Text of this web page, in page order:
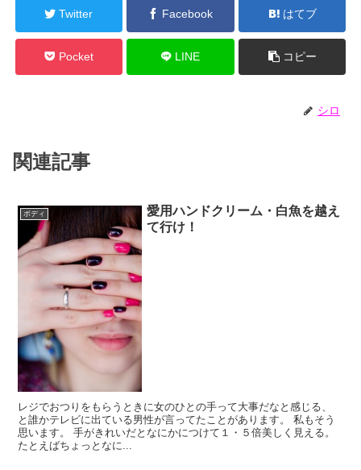
Twitter Facebook はてブ
Pocket LINE コピー
シロ
関連記事
ボディ
愛用ハンドクリーム・白魚を越え
て行け！
レジでおつりをもらうときに女のひとの手って大事だなと感じる、
と誰かテレビに出ている男性が言ってたことがあります。 私もそう
思います。 手がきれいだとなにかにつけて１・５倍美しく見える。
たとえばちょっとなに...